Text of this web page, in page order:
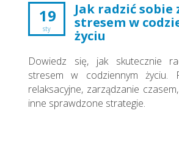
19
sty
Jak radzić sobie
stresem w
życiu
Dowiedz się, jak skutecznie
stresem w codziennym życiu.
relaksacyjne, zarządzanie
inne sprawdzone strategie.